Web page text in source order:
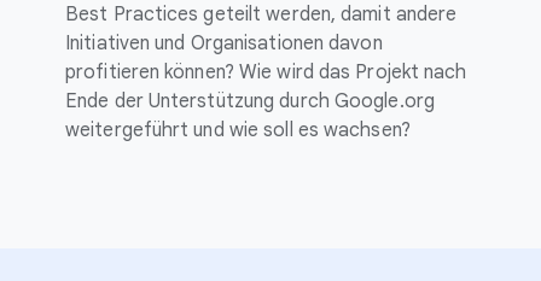
Best Practices geteilt werden, damit andere
Initiativen und Organisationen davon
profitieren können? Wie wird das Projekt nach
Ende der Unterstützung durch Google.org
weitergeführt und wie soll es wachsen?